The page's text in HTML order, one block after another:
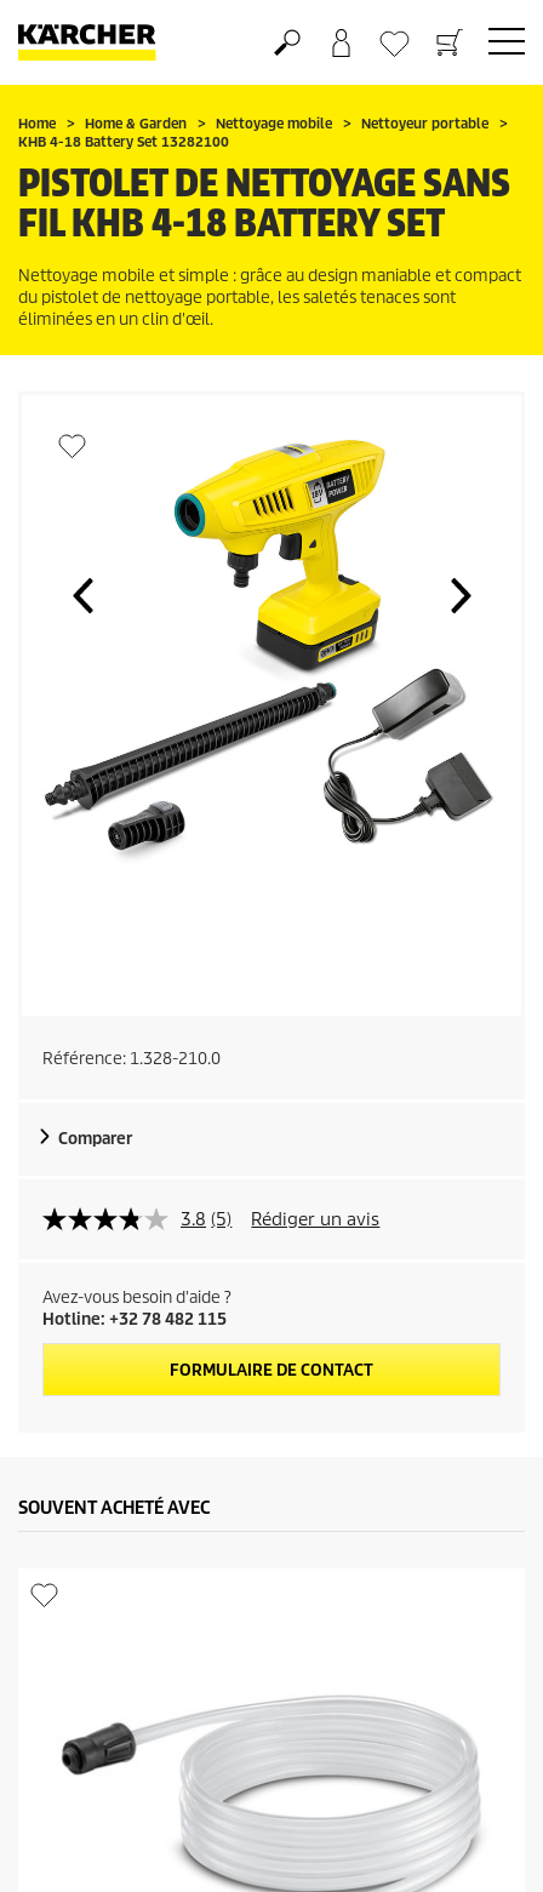
Panier
Mes Favoris
Home Home & Garden Nettoyage mobile
Nettoyeur portable
KHB 4-18 Battery Set 13282100
PISTOLET DE NETTOYAGE SANS
FIL KHB 4-18 BATTERY SET
Nettoyage mobile et simple : grâce au design maniable et compact
du pistolet de nettoyage portable, les saletés tenaces sont
éliminées en un clin d'œil.
Référence: 1.328-210.0
Comparer
3.8 (5) Rédiger un avis
Avez-vous besoin d'aide ?
Hotline: +32 78 482 115
FORMULAIRE DE CONTACT
SOUVENT ACHETÉ AVEC